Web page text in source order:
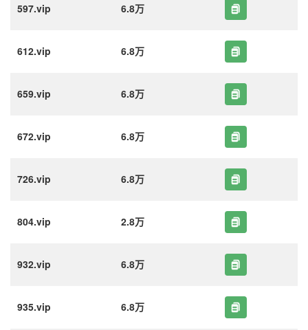
597.vip 6.8万
612.vip 6.8万
659.vip 6.8万
672.vip 6.8万
726.vip 6.8万
804.vip 2.8万
932.vip 6.8万
935.vip 6.8万